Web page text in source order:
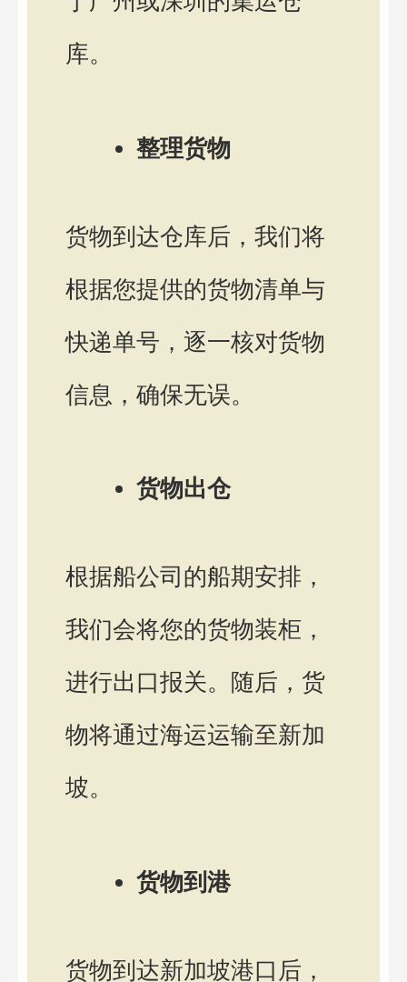
库。
整理货物
货物到达仓库后，我们将
根据您提供的货物清单与
快递单号，逐一核对货物
信息，确保无误。
货物出仓
根据船公司的船期安排，
我们会将您的货物装柜，
进行出口报关。随后，货
物将通过海运运输至新加
坡。
货物到港
货物到达新加坡港口后，